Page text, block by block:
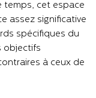
temps, cet espace
assez significative
spécifiques du
objectifs
à ceux de